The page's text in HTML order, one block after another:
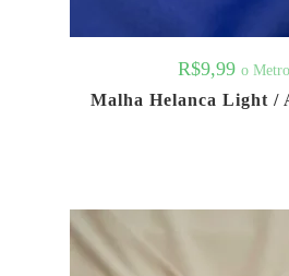
R$9,99 o Metro
Malha Helanca Light /